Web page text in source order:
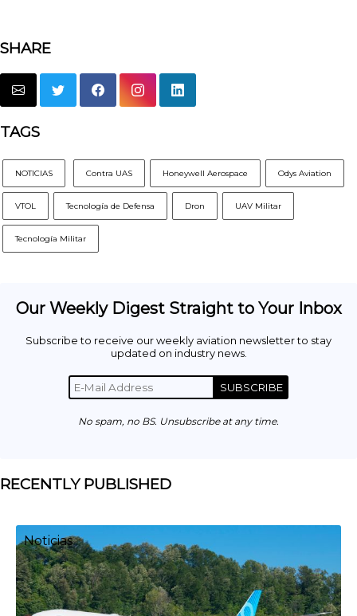
SHARE
TAGS
NOTICIAS Contra UAS Honeywell Aerospace Odys Aviation
VTOL Tecnología de Defensa Dron UAV Militar
Tecnología Militar
Our Weekly Digest Straight to Your Inbox
Subscribe to receive our weekly aviation newsletter to stay
updated on industry news.
SUBSCRIBE
No spam, no BS. Unsubscribe at any time.
RECENTLY PUBLISHED
Noticias